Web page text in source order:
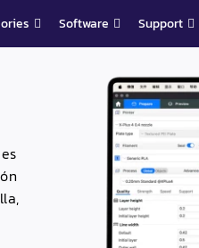
Software Support